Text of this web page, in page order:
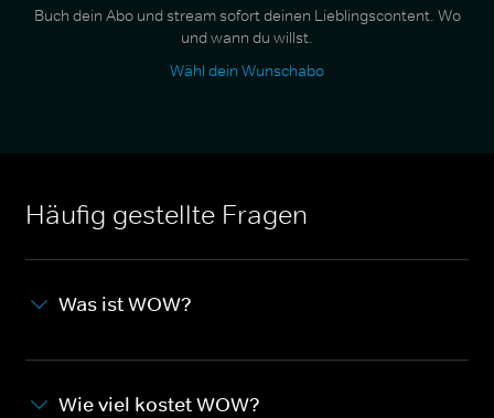
Buch dein Abo und stream sofort deinen Lieblingscontent. Wo
und wann du willst.
Wähl dein Wunschabo
Häufig gestellte Fragen
Was ist WOW?
Wie viel kostet WOW?